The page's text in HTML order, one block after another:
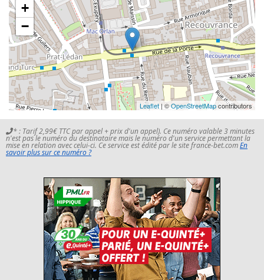
+
−
Leaflet| ©OpenStreetMapcontributors
* : Tarif 2,99€ TTC par appel + prix d'un appel). Ce numéro valable 3 minutes
n'est pas le numéro du destinataire mais le numéro d'un service permettant la
mise en relation avec celui-ci. Ce service est édité par le site france-bet.comEn
savoir plus sur ce numéro ?